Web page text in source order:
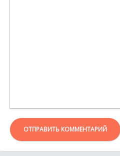
ОТПРАВИТЬ КОММЕНТАРИЙ